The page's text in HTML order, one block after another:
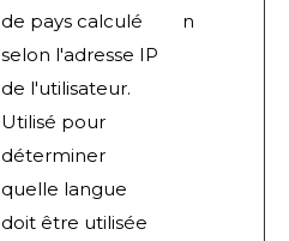
de pays calculé
selon l'adresse IP
de l'utilisateur.
Utilisé pour
déterminer
quelle langue
doit être utilisée
n